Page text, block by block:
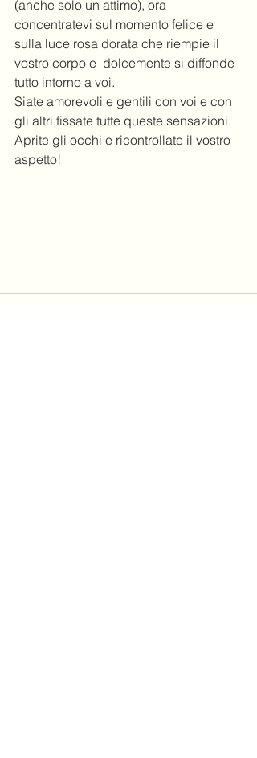
(anche solo un attimo), ora
concentratevi sul momento felice e
sulla luce rosa dorata che riempie il
vostro corpo e  dolcemente si diffonde
tutto intorno a voi.
Siate amorevoli e gentili con voi e con
gli altri,fissate tutte queste sensazioni.
Aprite gli occhi e ricontrollate il vostro
aspetto!